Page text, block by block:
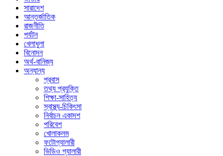
সারাদেশ
আন্তর্জাতিক
রাজনীতি
পর্যটন
খেলাধুলা
বিনোদন
অর্থ-বানিজ্য
অন্যান্য
প্রবাস
তথ্য প্রযুক্তি
শিক্ষা-সাহিত্য
স্বাস্থ্য-চিকিৎসা
নির্বাচন একাদশ
পরিবেশ
খোলাকলম
ফটোগ্যালারী
ভিডিও গ্যালারী